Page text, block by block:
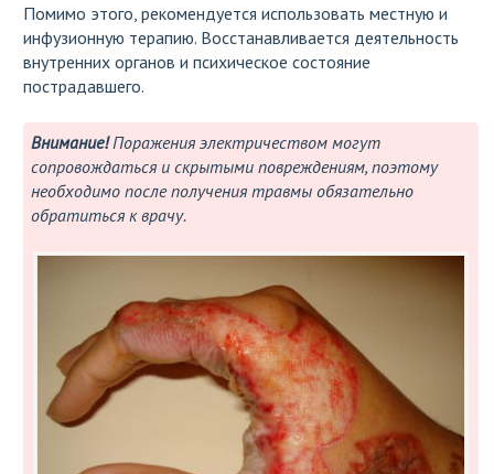
Помимо этого, рекомендуется использовать местную и
инфузионную терапию. Восстанавливается деятельность
внутренних органов и психическое состояние
пострадавшего.
Внимание!Поражения электричеством могут
сопровождаться и скрытыми повреждениям, поэтому
необходимо после получения травмы обязательно
обратиться к врачу.